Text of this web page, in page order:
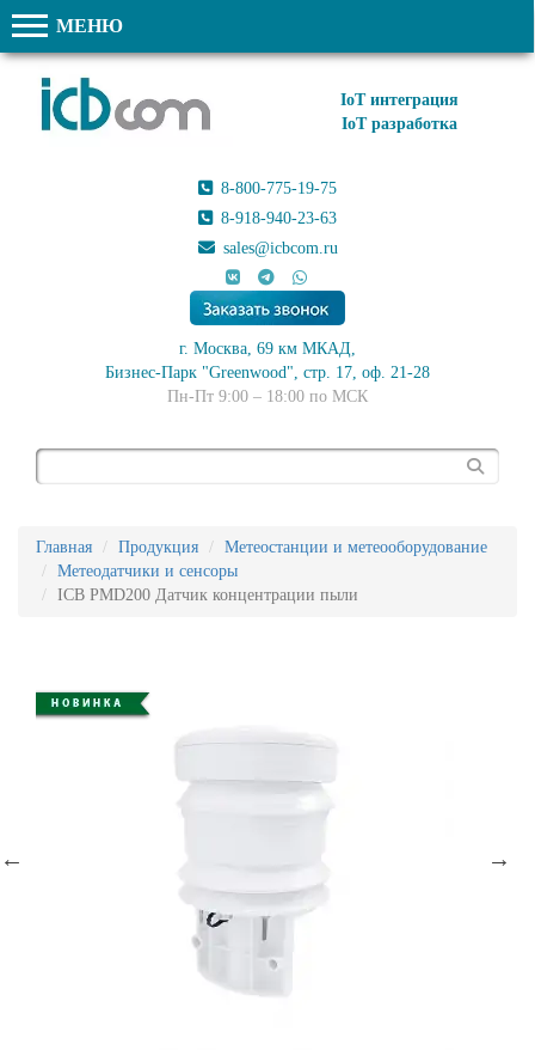
МЕНЮ
IoT интеграция
IoT разработка
8-800-775-19-75
8-918-940-23-63
sales@icbcom.ru
г. Москва, 69 км МКАД,
Бизнес-Парк "Greenwood", стр. 17, оф. 21-28
Пн-Пт 9:00 – 18:00 по МСК
Главная Продукция
Метеостанции и метеооборудование
Метеодатчики и сенсоры
ICB PMD200 Датчик концентрации пыли